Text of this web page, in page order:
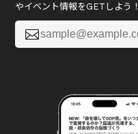
やイベント情報をGETしよう！
